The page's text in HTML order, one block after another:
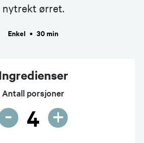
nytrekt ørret.
Enkel • 30 min
Antall porsjoner
- 4 +